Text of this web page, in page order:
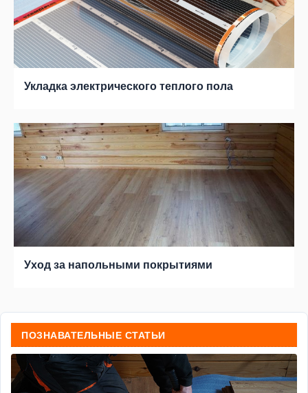
Укладка электрического теплого пола
Уход за напольными покрытиями
ПОЗНАВАТЕЛЬНЫЕ СТАТЬИ